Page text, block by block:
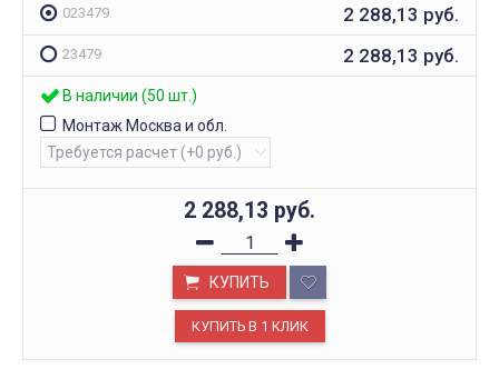
023479 2 288,13 руб.
23479 2 288,13 руб.
В наличии (50 шт.)
Монтаж Москва и обл.
2 288,13 руб.
КУПИТЬ